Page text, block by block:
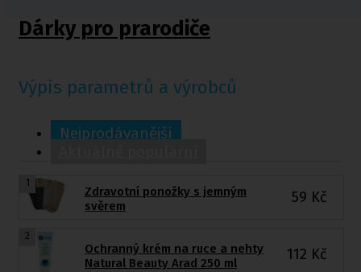
Dárky pro prarodiče
Výpis parametrů a výrobců
Nejprodávanější
1
Zdravotní ponožky s jemným
svěrem
59 Kč
2
Ochranný krém na ruce a nehty
Natural Beauty Arad 250 ml
112 Kč